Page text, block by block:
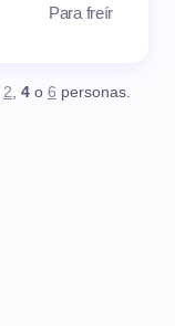
Para freír
2, 4 o 6 personas.